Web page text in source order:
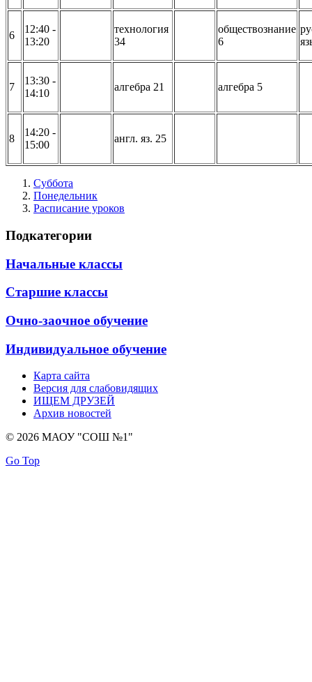
6
12:40 -
13:20
технология
34
обществознание
6
7
13:30 -
14:10
алгебра 21 алгебра 5
8
14:20 -
15:00
англ. яз. 25
Суббота
Понедельник
Расписание уроков
Подкатегории
Начальные классы
Старшие классы
Очно-заочное обучение
Индивидуальное обучение
Карта сайта
Версия для слабовидящих
ИЩЕМ ДРУЗЕЙ
Архив новостей
© 2026 МАОУ "СОШ №1"
Go Top